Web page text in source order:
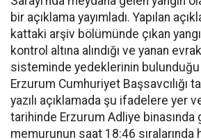
bir açıklama yayımladı. Yapılan
kattaki arşiv bölümünde çıkan
kontrol altına alındığı ve yanan
sisteminde yedeklerinin
Erzurum Cumhuriyet Başsavcılığı
yazılı açıklamada şu ifadelere yer
tarihinde Erzurum Adliye binasında
memurunun saat 18:46 sıralarında